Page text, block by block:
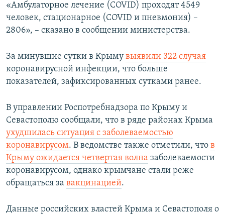
«Амбулаторное лечение (COVID) проходят 4549
человек, стационарное (COVID и пневмония) –
2806», – сказано в сообщении министерства.
За минувшие сутки в Крыму выявили 322 случая
коронавирусной инфекции, что больше
показателей, зафиксированных сутками ранее.
В управлении Роспотребнадзора по Крыму и
Севастополю сообщали, что в ряде районах Крыма
ухудшилась ситуация с заболеваемостью
коронавирусом. В ведомстве также отметили, что в
Крыму ожидается четвертая волна заболеваемости
коронавирусом, однако крымчане стали реже
обращаться за вакцинацией.
Данные российских властей Крыма и Севастополя о